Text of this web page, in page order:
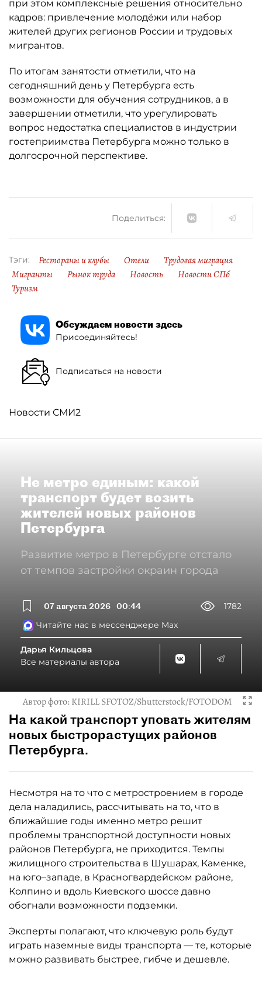
при этом комплексные решения относительно
кадров: привлечение молодёжи или набор
жителей других регионов России и трудовых
мигрантов.
По итогам занятости отметили, что на
сегодняшний день у Петербурга есть
возможности для обучения сотрудников, а в
завершении отметили, что урегулировать
вопрос недостатка специалистов в индустрии
гостеприимства Петербурга можно только в
долгосрочной перспективе.
Поделиться:
Тэги: Рестораны и клубы Отели
Трудовая миграция
Мигранты
Рынок труда Новость
Новости СПб
Туризм
Обсуждаем новости здесь
Присоединяйтесь!
Подписаться на новости
Новости СМИ2
Не метро единым: какой
транспорт будет возить
жителей новых районов
Петербурга
Развитие метро в Петербурге отстало
от темпов застройки окраин города
07 августа 2026 00:44
1782
Читайте нас в мессенджере Max
Дарья Кильцова
Все материалы автора
Автор фото:KIRILL SFOTOZ/Shutterstock/FOTODOM
На какой транспорт уповать жителям
новых быстрорастущих районов
Петербурга.
Несмотря на то что с метростроением в городе
дела наладились, рассчитывать на то, что в
ближайшие годы именно метро решит
проблемы транспортной доступности новых
районов Петербурга, не приходится. Темпы
жилищного строительства в Шушарах, Каменке,
на юго–западе, в Красногвардейском районе,
Колпино и вдоль Киевского шоссе давно
обогнали возможности подземки.
Эксперты полагают, что ключевую роль будут
играть наземные виды транспорта — те, которые
можно развивать быстрее, гибче и дешевле.